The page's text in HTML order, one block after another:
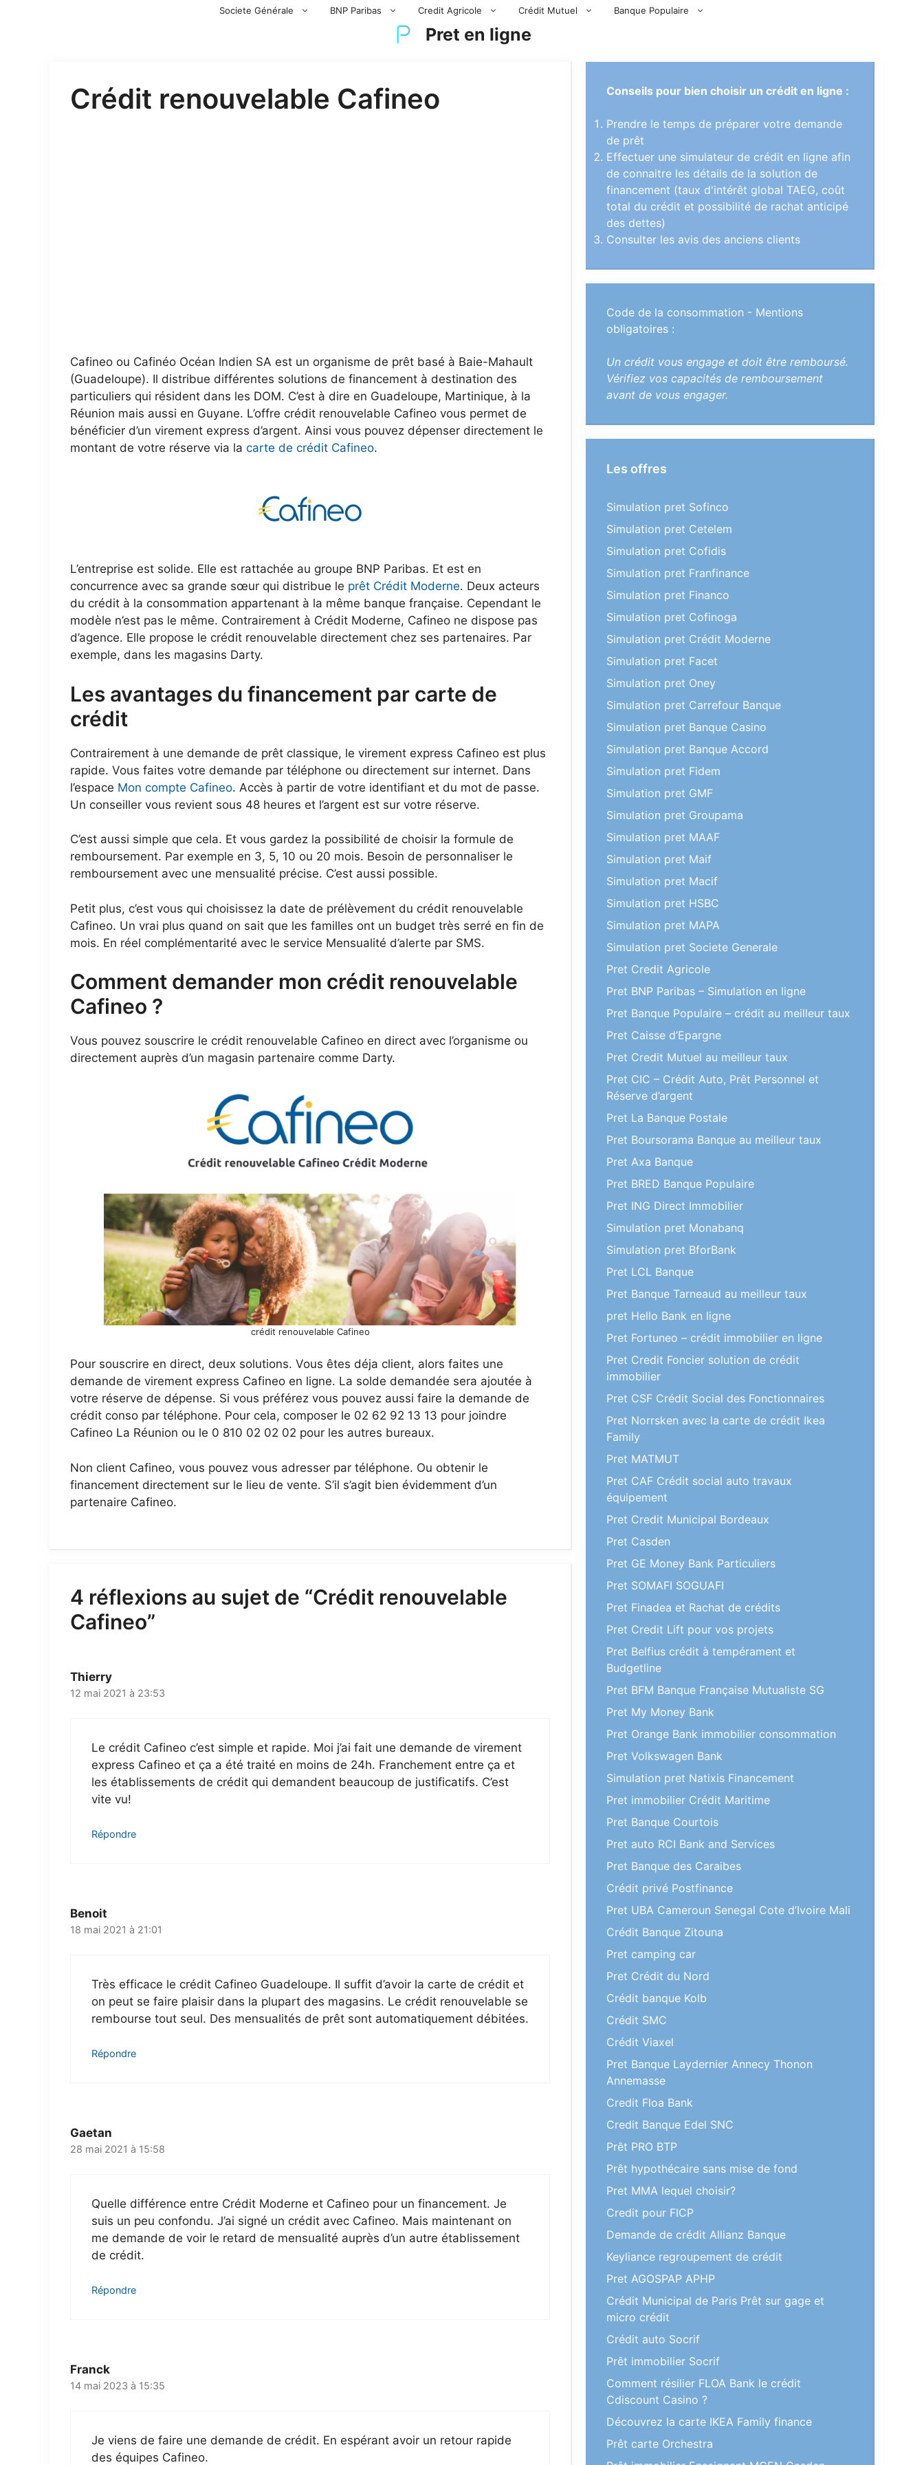
Societe Générale BNP Paribas Credit Agricole Crédit Mutuel Banque Populaire
Pret en ligne
Crédit renouvelable Cafineo
Cafineo ou Cafinéo Océan Indien SA est un organisme de prêt basé à Baie-Mahault
(Guadeloupe). Il distribue différentes solutions de financement à destination des
particuliers qui résident dans les DOM. C’est à dire en Guadeloupe, Martinique, à la
Réunion mais aussi en Guyane. L’offre crédit renouvelable Cafineo vous permet de
bénéficier d’un virement express d’argent. Ainsi vous pouvez dépenser directement le
montant de votre réserve via la carte de crédit Cafineo.
L’entreprise est solide. Elle est rattachée au groupe BNP Paribas. Et est en
concurrence avec sa grande sœur qui distribue le prêt Crédit Moderne. Deux acteurs
du crédit à la consommation appartenant à la même banque française. Cependant le
modèle n’est pas le même. Contrairement à Crédit Moderne, Cafineo ne dispose pas
d’agence. Elle propose le crédit renouvelable directement chez ses partenaires. Par
exemple, dans les magasins Darty.
Les avantages du financement par carte de
crédit
Contrairement à une demande de prêt classique, le virement express Cafineo est plus
rapide. Vous faites votre demande par téléphone ou directement sur internet. Dans
l’espace Mon compte Cafineo. Accès à partir de votre identifiant et du mot de passe.
Un conseiller vous revient sous 48 heures et l’argent est sur votre réserve.
C’est aussi simple que cela. Et vous gardez la possibilité de choisir la formule de
remboursement. Par exemple en 3, 5, 10 ou 20 mois. Besoin de personnaliser le
remboursement avec une mensualité précise. C’est aussi possible.
Petit plus, c’est vous qui choisissez la date de prélèvement du crédit renouvelable
Cafineo. Un vrai plus quand on sait que les familles ont un budget très serré en fin de
mois. En réel complémentarité avec le service Mensualité d’alerte par SMS.
Comment demander mon crédit renouvelable
Cafineo ?
Vous pouvez souscrire le crédit renouvelable Cafineo en direct avec l’organisme ou
directement auprès d’un magasin partenaire comme Darty.
crédit renouvelable Cafineo
Pour souscrire en direct, deux solutions. Vous êtes déja client, alors faites une
demande de virement express Cafineo en ligne. La solde demandée sera ajoutée à
votre réserve de dépense. Si vous préférez vous pouvez aussi faire la demande de
crédit conso par téléphone. Pour cela, composer le 02 62 92 13 13 pour joindre
Cafineo La Réunion ou le 0 810 02 02 02 pour les autres bureaux.
Non client Cafineo, vous pouvez vous adresser par téléphone. Ou obtenir le
financement directement sur le lieu de vente. S’il s’agit bien évidemment d’un
partenaire Cafineo.
4 réflexions au sujet de “Crédit renouvelable
Cafineo”
Thierry
12 mai 2021 à 23:53
Le crédit Cafineo c’est simple et rapide. Moi j’ai fait une demande de virement
express Cafineo et ça a été traité en moins de 24h. Franchement entre ça et
les établissements de crédit qui demandent beaucoup de justificatifs. C’est
vite vu!
Répondre
Benoit
18 mai 2021 à 21:01
Très efficace le crédit Cafineo Guadeloupe. Il suffit d’avoir la carte de crédit et
on peut se faire plaisir dans la plupart des magasins. Le crédit renouvelable se
rembourse tout seul. Des mensualités de prêt sont automatiquement débitées.
Répondre
Gaetan
28 mai 2021 à 15:58
Quelle différence entre Crédit Moderne et Cafineo pour un financement. Je
suis un peu confondu. J’ai signé un crédit avec Cafineo. Mais maintenant on
me demande de voir le retard de mensualité auprès d’un autre établissement
de crédit.
Répondre
Franck
14 mai 2023 à 15:35
Je viens de faire une demande de crédit. En espérant avoir un retour rapide
des équipes Cafineo.
Conseils pour bien choisir un crédit en ligne :
Prendre le temps de préparer votre demande
de prêt
Effectuer une simulateur de crédit en ligne afin
de connaitre les détails de la solution de
financement (taux d'intérêt global TAEG, coût
total du crédit et possibilité de rachat anticipé
des dettes)
Consulter les avis des anciens clients
Code de la consommation - Mentions
obligatoires :
Un crédit vous engage et doit être remboursé.
Vérifiez vos capacités de remboursement
avant de vous engager.
Les offres
Simulation pret Sofinco
Simulation pret Cetelem
Simulation pret Cofidis
Simulation pret Franfinance
Simulation pret Financo
Simulation pret Cofinoga
Simulation pret Crédit Moderne
Simulation pret Facet
Simulation pret Oney
Simulation pret Carrefour Banque
Simulation pret Banque Casino
Simulation pret Banque Accord
Simulation pret Fidem
Simulation pret GMF
Simulation pret Groupama
Simulation pret MAAF
Simulation pret Maif
Simulation pret Macif
Simulation pret HSBC
Simulation pret MAPA
Simulation pret Societe Generale
Pret Credit Agricole
Pret BNP Paribas – Simulation en ligne
Pret Banque Populaire – crédit au meilleur taux
Pret Caisse d’Epargne
Pret Credit Mutuel au meilleur taux
Pret CIC – Crédit Auto, Prêt Personnel et
Réserve d’argent
Pret La Banque Postale
Pret Boursorama Banque au meilleur taux
Pret Axa Banque
Pret BRED Banque Populaire
Pret ING Direct Immobilier
Simulation pret Monabanq
Simulation pret BforBank
Pret LCL Banque
Pret Banque Tarneaud au meilleur taux
pret Hello Bank en ligne
Pret Fortuneo – crédit immobilier en ligne
Pret Credit Foncier solution de crédit
immobilier
Pret CSF Crédit Social des Fonctionnaires
Pret Norrsken avec la carte de crédit Ikea
Family
Pret MATMUT
Pret CAF Crédit social auto travaux
équipement
Pret Credit Municipal Bordeaux
Pret Casden
Pret GE Money Bank Particuliers
Pret SOMAFI SOGUAFI
Pret Finadea et Rachat de crédits
Pret Credit Lift pour vos projets
Pret Belfius crédit à tempérament et
Budgetline
Pret BFM Banque Française Mutualiste SG
Pret My Money Bank
Pret Orange Bank immobilier consommation
Pret Volkswagen Bank
Simulation pret Natixis Financement
Pret immobilier Crédit Maritime
Pret Banque Courtois
Pret auto RCI Bank and Services
Pret Banque des Caraibes
Crédit privé Postfinance
Pret UBA Cameroun Senegal Cote d’Ivoire Mali
Crédit Banque Zitouna
Pret camping car
Pret Crédit du Nord
Crédit banque Kolb
Crédit SMC
Crédit Viaxel
Pret Banque Laydernier Annecy Thonon
Annemasse
Credit Floa Bank
Credit Banque Edel SNC
Prêt PRO BTP
Prêt hypothécaire sans mise de fond
Pret MMA lequel choisir?
Credit pour FICP
Demande de crédit Allianz Banque
Keyliance regroupement de crédit
Pret AGOSPAP APHP
Crédit Municipal de Paris Prêt sur gage et
micro crédit
Crédit auto Socrif
Prêt immobilier Socrif
Comment résilier FLOA Bank le crédit
Cdiscount Casino ?
Découvrez la carte IKEA Family finance
Prêt carte Orchestra